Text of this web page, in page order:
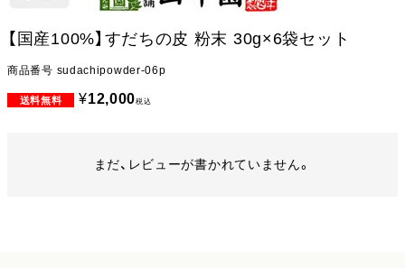
【国産100%】すだちの皮 粉末 30g×6袋セット
商品番号 sudachipowder-06p
¥12,000税込
まだ、レビューが書かれていません。